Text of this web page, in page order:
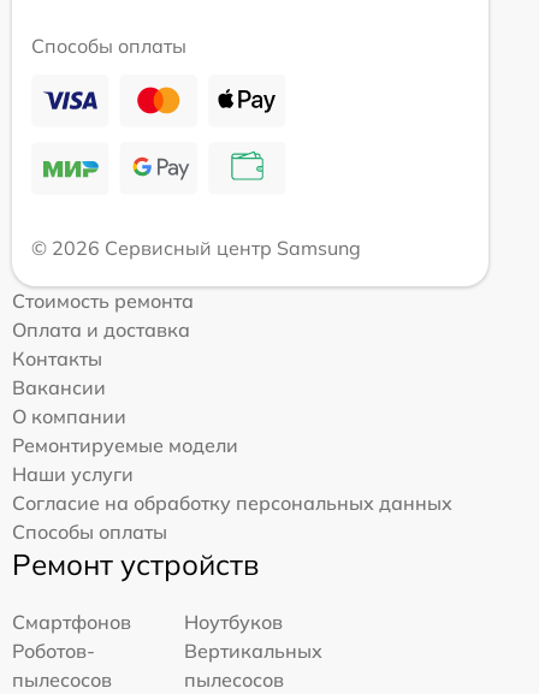
Способы оплаты
© 2026 Сервисный центр Samsung
Стоимость ремонта
Оплата и доставка
Контакты
Вакансии
О компании
Ремонтируемые модели
Наши услуги
Согласие на обработку персональных данных
Способы оплаты
Ремонт устройств
Смартфонов
Ноутбуков
Роботов-
пылесосов
Вертикальных
пылесосов